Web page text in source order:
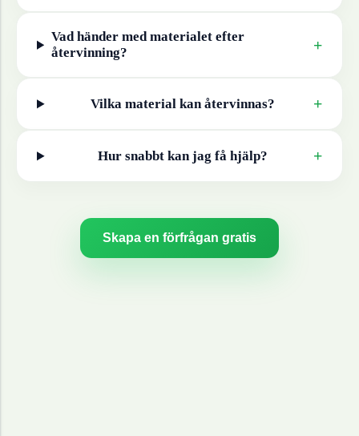
Vad händer med materialet efter
återvinning?
+
Vilka material kan återvinnas? +
Hur snabbt kan jag få hjälp? +
Skapa en förfrågan gratis